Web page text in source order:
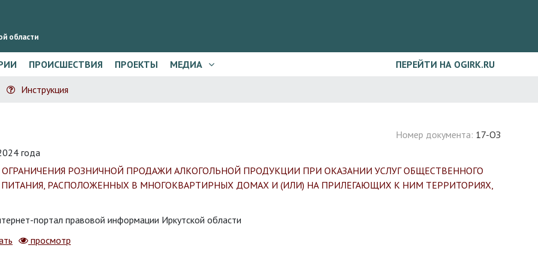
области
ПРОИСШЕСТВИЯ ПРОЕКТЫ МЕДИА ПЕРЕЙТИ НА OGIRK.RU
Инструкция
Номер документа: 17-ОЗ
года
РОЗНИЧНОЙ ПРОДАЖИ АЛКОГОЛЬНОЙ ПРОДУКЦИИ ПРИ ОКАЗАНИИ УСЛУГ ОБЩЕСТВЕННОГО
РАСПОЛОЖЕННЫХ В МНОГОКВАРТИРНЫХ ДОМАХ И (ИЛИ) НА ПРИЛЕГАЮЩИХ К НИМ ТЕРРИТОРИЯХ,
портал правовой информации Иркутской области
просмотр